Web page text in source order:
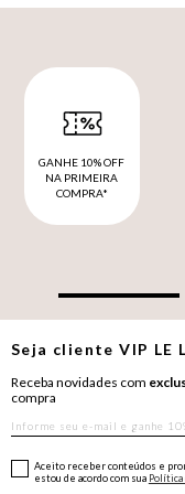
GANHE 10% OFF
NA PRIMEIRA
COMPRA*
Seja clienteVIP LE
Receba novidades com
compra
Aceito receber conteúdos e
estou de acordo com sua Política